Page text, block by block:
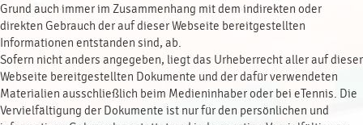
Grund auch immer im Zusammenhang mit dem indirekten oder
direkten Gebrauch der auf dieser Webseite bereitgestellten
Informationen entstanden sind, ab.
Sofern nicht anders angegeben, liegt das Urheberrecht aller auf dieser
Webseite bereitgestellten Dokumente und der dafür verwendeten
Materialien ausschließlich beim Medieninhaber oder bei eTennis. Die
Vervielfältigung der Dokumente ist nur für den persönlichen und